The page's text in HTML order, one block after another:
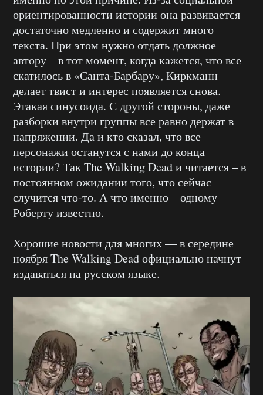
ориентированности истории она развивается
достаточно медленно и содержит много
текста. При этом нужно отдать должное
автору – в тот момент, когда кажется, что все
скатилось в «Санта-Барбару», Киркманн
делает твист и интерес появляется снова.
Этакая синусоида. С другой стороны, даже
разборки внутри группы все равно держат в
напряжении. Да и кто сказал, что все
персонажи останутся с нами до конца
истории? Так The Walking Dead и читается – в
постоянном ожидании того, что сейчас
случится что-то. А что именно – одному
Роберту известно.
Хорошие новости для многих — в середине
ноября The Walking Dead официально начнут
издаваться на русском языке.